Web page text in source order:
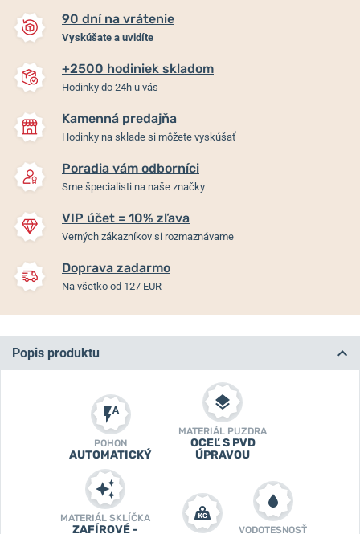
Alpina Startimer Pilot Quartz
Chronograph Big Date AL-
1 195 €
90 dní na vrátenie
Vyskúšate a uvidíte
+2500 hodiniek skladom
Hodinky do 24h u vás
Kamenná predajňa
Hodinky na sklade si môžete vyskúšať
Poradia vám odborníci
Sme špecialisti na naše značky
VIP účet = 10% zľava
Verných zákazníkov si rozmaznávame
Doprava zadarmo
Na všetko od 127 EUR
Popis produktu
POHON
AUTOMATICKÝ
MATERIÁL PUZDRA
OCEĽ S PVD
ÚPRAVOU
MATERIÁL SKLÍČKA
ZAFÍROVÉ -
VODOTESNOSŤ